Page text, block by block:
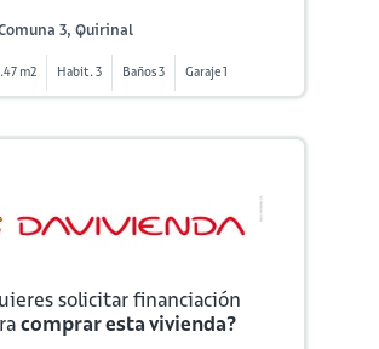
3, Quirinal
m2 Habit. 3 Baños 3 Garaje 1
solicitar financiación
comprar esta vivienda?